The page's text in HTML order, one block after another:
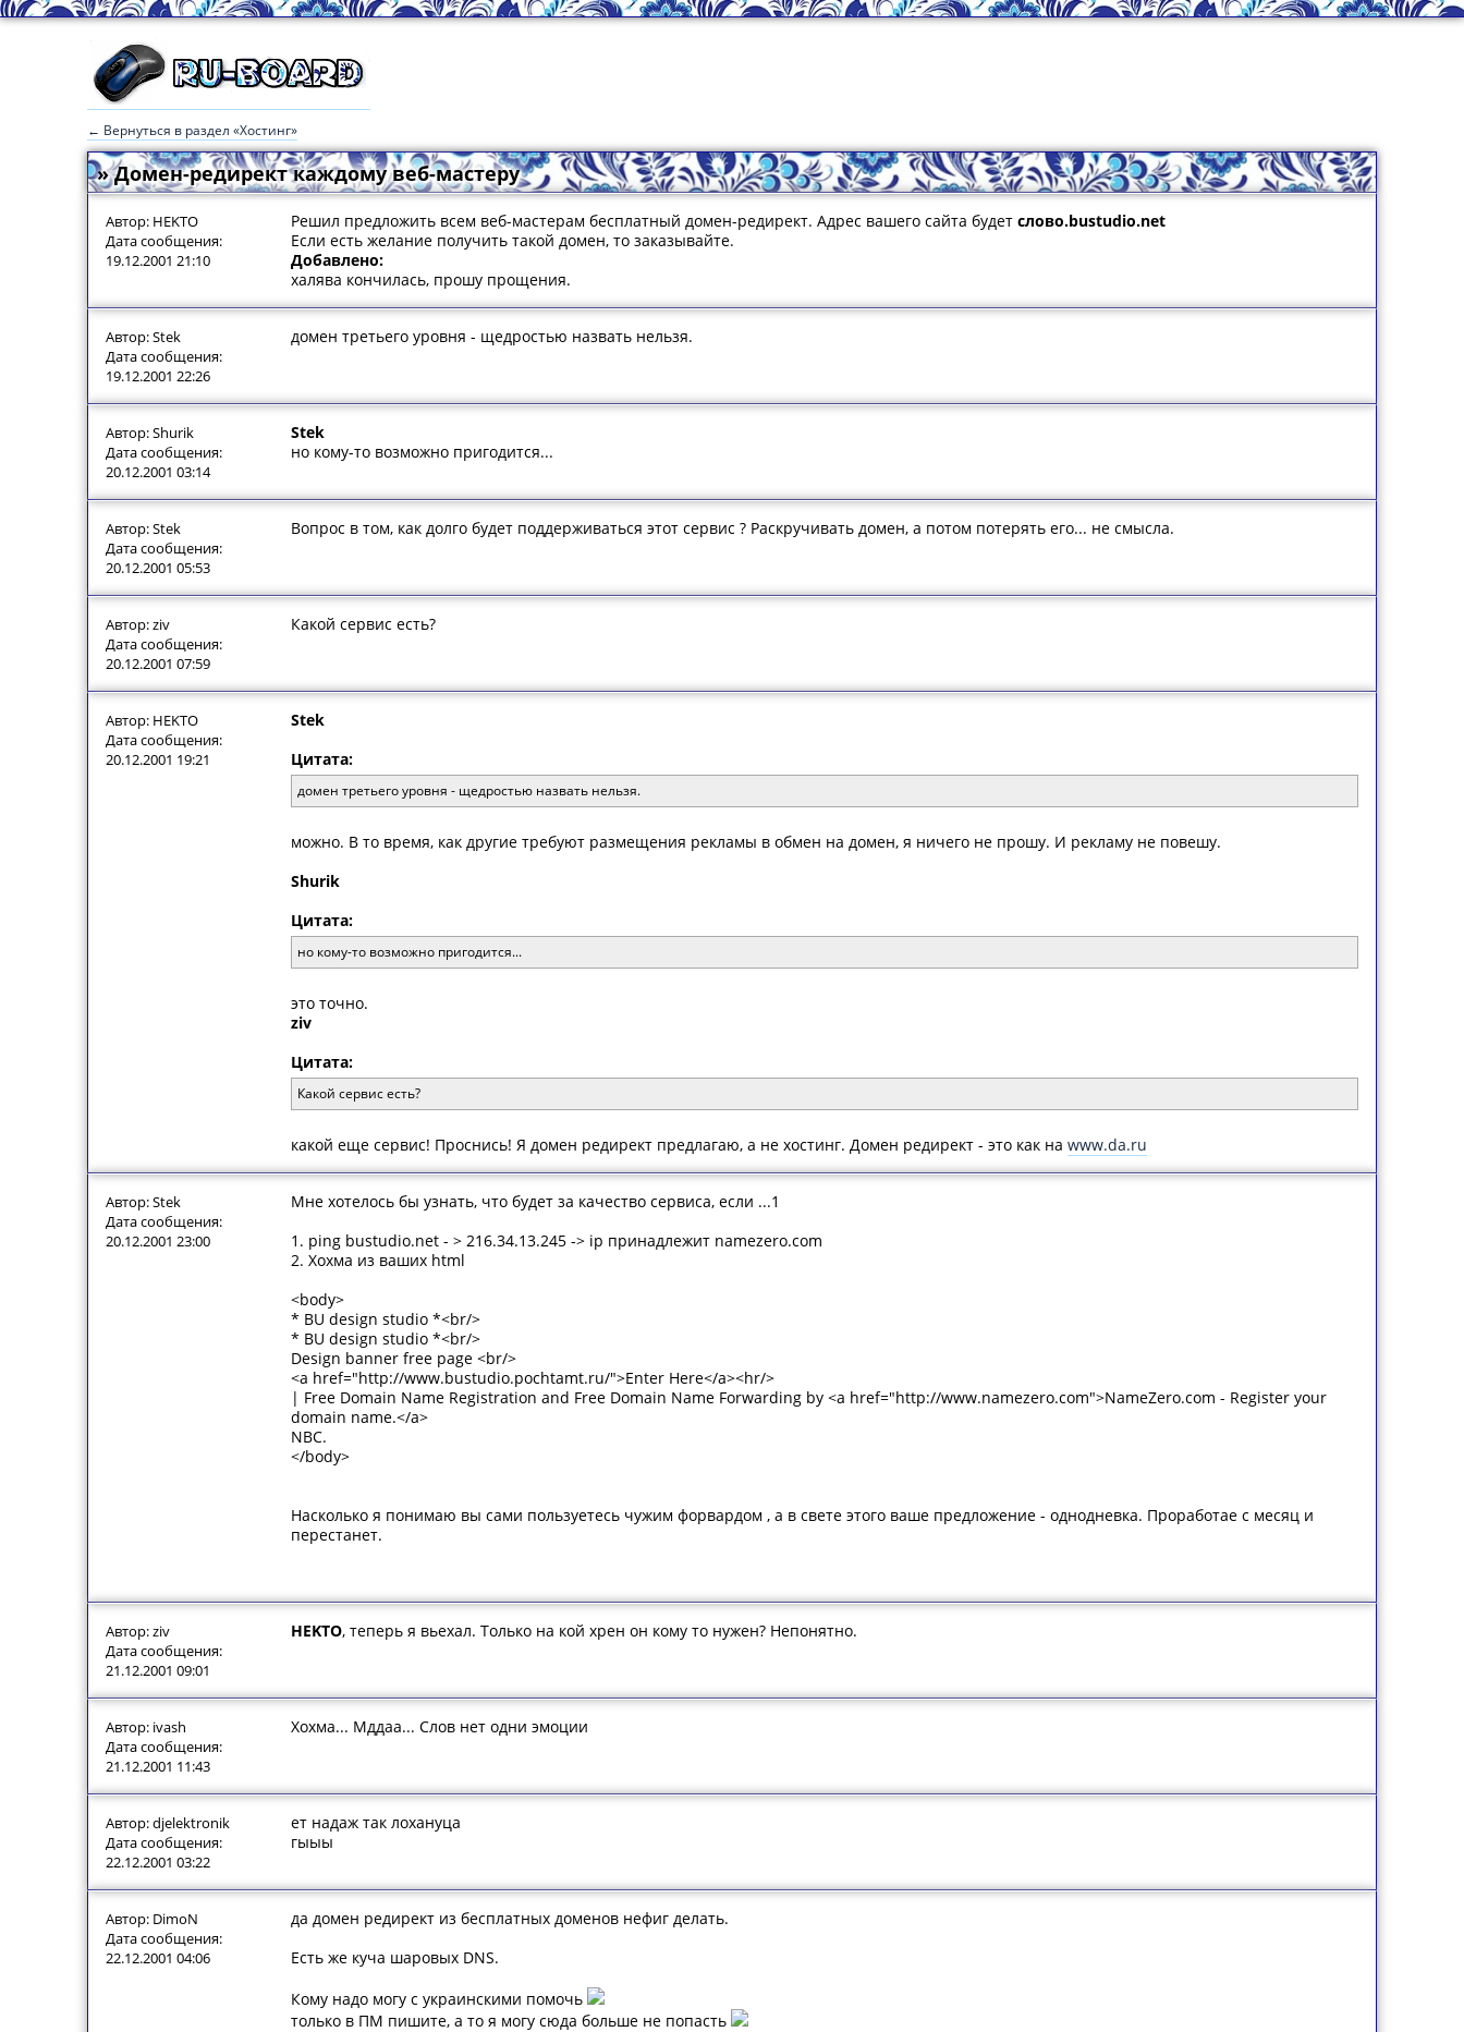
← Вернуться в раздел «Хостинг»
» Домен-редирект каждому веб-мастеру
Автор: HEKTO
Дата сообщения:
19.12.2001 21:10
Решил предложить всем веб-мастерам бесплатный домен-редирект. Адрес вашего сайта будет слово.bustudio.net
Если есть желание получить такой домен, то заказывайте.
Добавлено:
халява кончилась, прошу прощения.
Автор: Stek
Дата сообщения:
19.12.2001 22:26
домен третьего уровня - щедростью назвать нельзя.
Автор: Shurik
Дата сообщения:
20.12.2001 03:14
Stek
но кому-то возможно пригодится...
Автор: Stek
Дата сообщения:
20.12.2001 05:53
Вопрос в том, как долго будет поддерживаться этот сервис ? Раскручивать домен, а потом потерять его... не смысла.
Автор: ziv
Дата сообщения:
20.12.2001 07:59
Какой сервис есть?
Автор: HEKTO
Дата сообщения:
20.12.2001 19:21
Stek
Цитата:
домен третьего уровня - щедростью назвать нельзя.
можно. В то время, как другие требуют размещения рекламы в обмен на домен, я ничего не прошу. И рекламу не повешу.
Shurik
Цитата:
но кому-то возможно пригодится...
это точно.
ziv
Цитата:
Какой сервис есть?
какой еще сервис! Проснись! Я домен редирект предлагаю, а не хостинг. Домен редирект - это как на www.da.ru
Автор: Stek
Дата сообщения:
20.12.2001 23:00
Мне хотелось бы узнать, что будет за качество сервиса, если ...1
1. ping bustudio.net - > 216.34.13.245 -> ip принадлежит namezero.com
2. Хохма из ваших html
<body>
* BU design studio *<br/>
* BU design studio *<br/>
Design banner free page <br/>
<a href="http://www.bustudio.pochtamt.ru/">Enter Here</a><hr/>
| Free Domain Name Registration and Free Domain Name Forwarding by <a href="http://www.namezero.com">NameZero.com - Register your
domain name.</a>
NBC.
</body>
Насколько я понимаю вы сами пользуетесь чужим форвардом , а в свете этого ваше предложение - однодневка. Проработае с месяц и
перестанет.
Автор: ziv
Дата сообщения:
21.12.2001 09:01
HEKTO, теперь я вьехал. Только на кой хрен он кому то нужен? Непонятно.
Автор: ivash
Дата сообщения:
21.12.2001 11:43
Хохма... Мддаа... Слов нет одни эмоции
Автор: djelektronik
Дата сообщения:
22.12.2001 03:22
ет надаж так лохануца
гыыы
Автор: DimoN
Дата сообщения:
22.12.2001 04:06
да домен редирект из бесплатных доменов нефиг делать.
Есть же куча шаровых DNS.
Кому надо могу с украинскими помочь
только в ПМ пишите, а то я могу сюда больше не попасть